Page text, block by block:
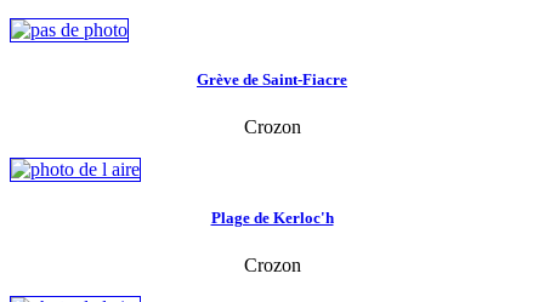
Grève de Saint-Fiacre
Crozon
Plage de Kerloc'h
Crozon